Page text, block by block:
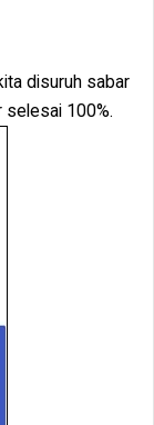
disuruh sabar
100%.